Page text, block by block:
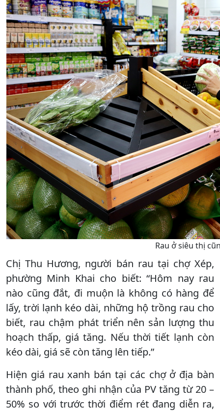
Rau ở siêu thị
Chị Thu Hương, người bán rau tại chợ Xép,
phường Minh Khai cho biết: “Hôm nay rau
nào cũng đắt, đi muộn là không có hàng để
lấy, trời lạnh kéo dài, những hộ trồng rau cho
biết, rau chậm phát triển nên sản lượng thu
hoạch thấp, giá tăng. Nếu thời tiết lạnh còn
kéo dài, giá sẽ còn tăng lên tiếp.”
Hiện giá rau xanh bán tại các chợ ở địa bàn
thành phố, theo ghi nhận của PV tăng từ 20 –
50% so với trước thời điểm rét đang diễn ra,